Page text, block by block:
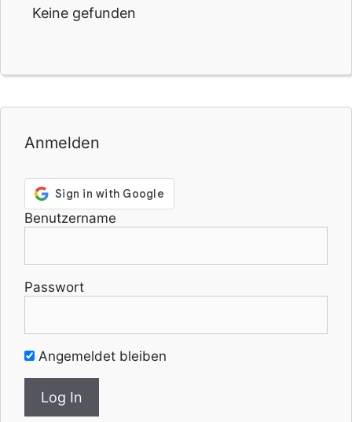
Keine gefunden
Anmelden
Benutzername
Passwort
Angemeldet bleiben